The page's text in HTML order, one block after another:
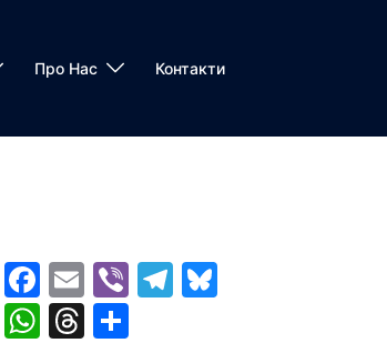
Про Нас Контакти
Facebook
EmailViberTelegram
Bluesky
WhatsApp
Threads
Share